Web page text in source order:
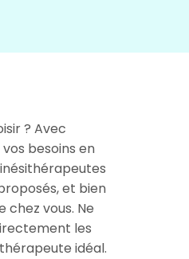
? Avec
besoins en
et bien
vous. Ne
les
idéal.